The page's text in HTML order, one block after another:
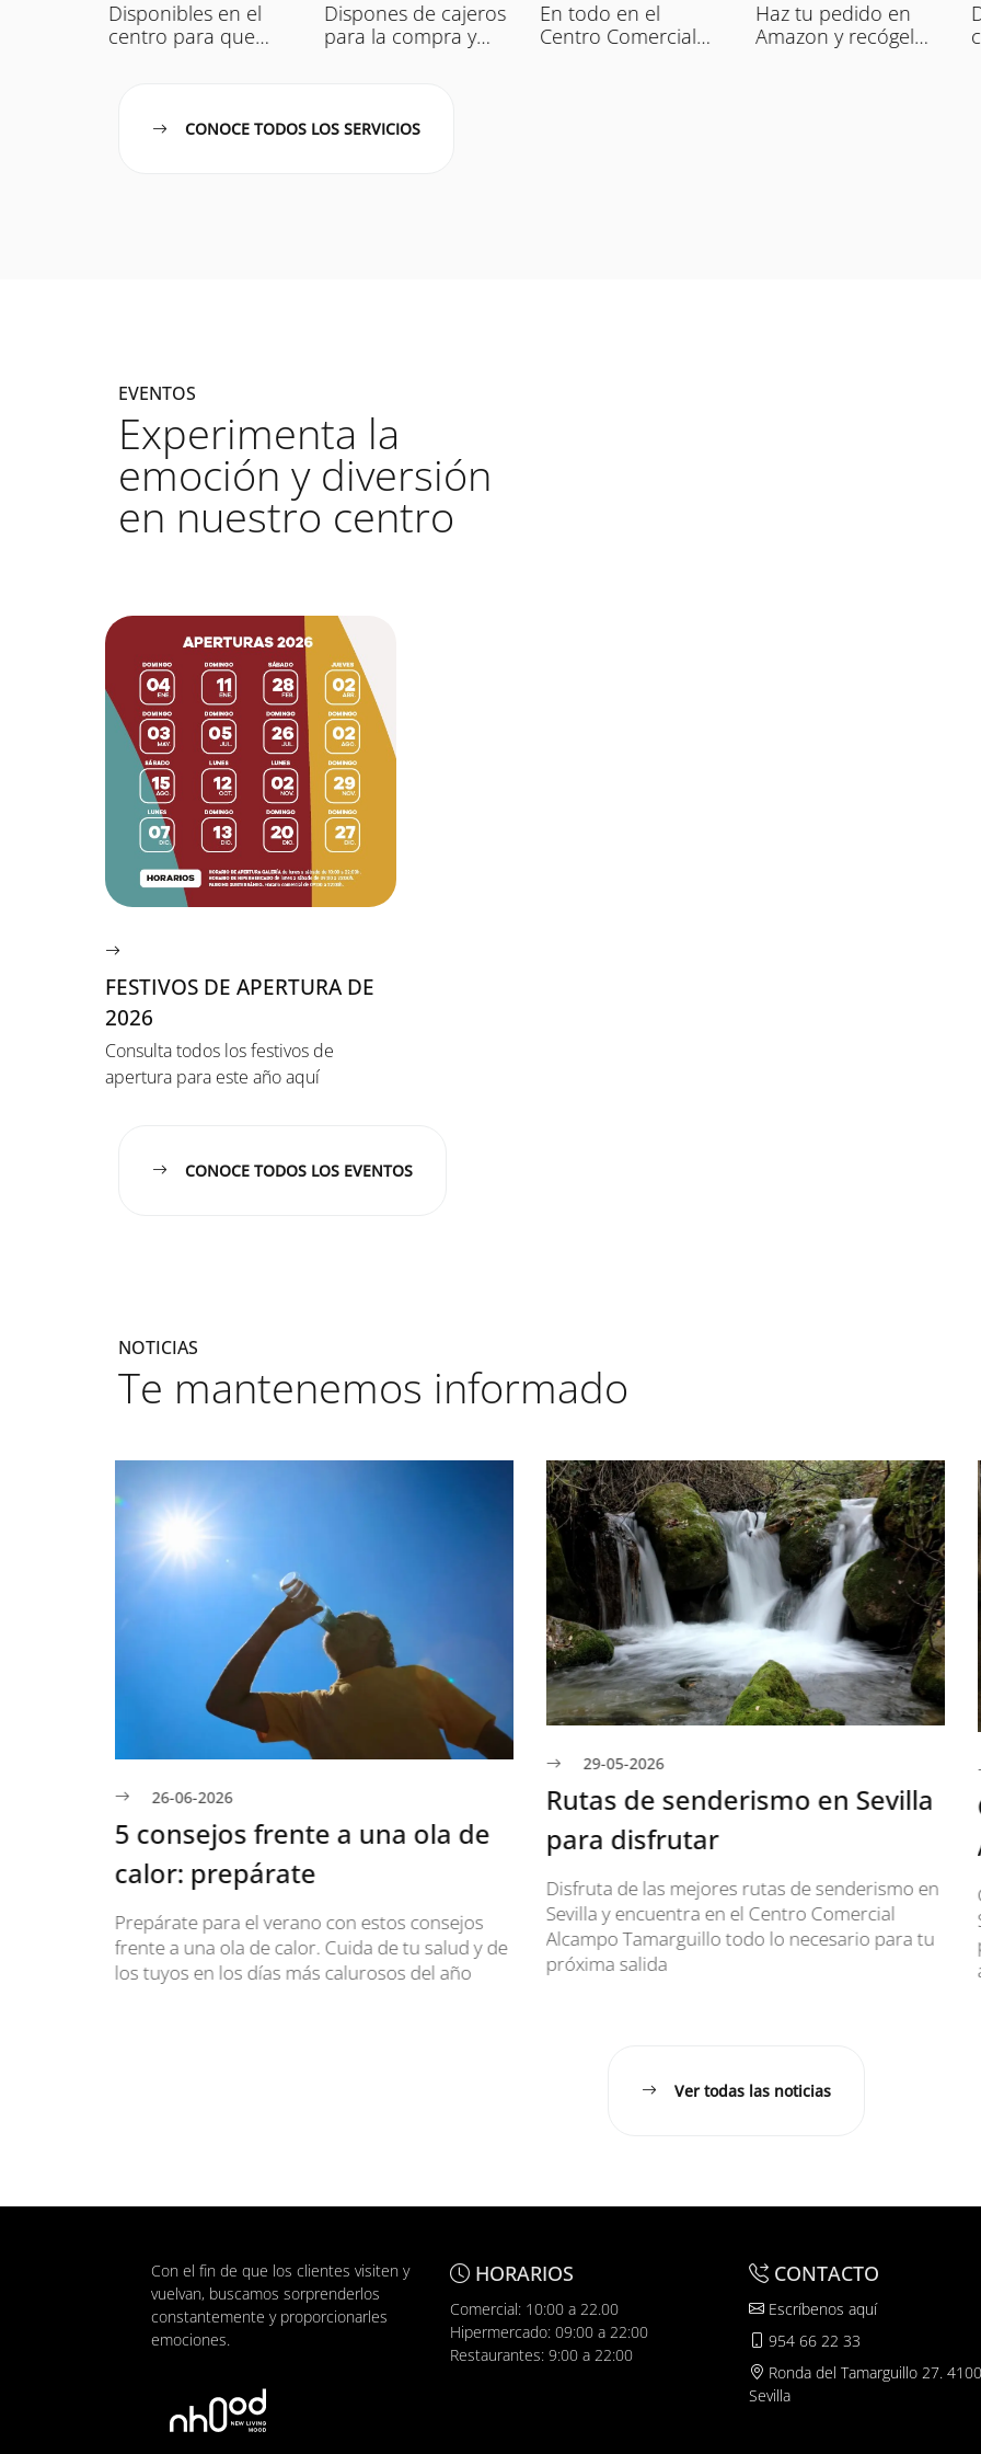
Disponibles en el
centro para que
Dispones de cajeros
para la compra y
En todo en el
Centro Comercial
Haz tu pedido en
Amazon y recógelo
CONOCE TODOS LOS SERVICIOS
EVENTOS
Experimenta la
emoción y diversión
en nuestro centro
FESTIVOS DE APERTURA DE 2026
FESTIVOS DE APERTURA DE
2026
Consulta todos los festivos de
apertura para este año aquí
CONOCE TODOS LOS EVENTOS
NOTICIAS
Te mantenemos informado
26-06-2026
5 consejos frente a una ola de
calor: prepárate
Prepárate para el verano con estos consejos
frente a una ola de calor. Cuida de tu salud y de
los tuyos en los días más calurosos del año
29-05-2026
Rutas de senderismo en Sevilla
para disfrutar
Disfruta de las mejores rutas de senderismo en
Sevilla y encuentra en el Centro Comercial
Alcampo Tamarguillo todo lo necesario para tu
próxima salida
Ver todas las noticias
Con el fin de que los clientes visiten y
vuelvan, buscamos sorprenderlos
constantemente y proporcionarles
emociones.
HORARIOS
Comercial: 10:00 a 22.00
Hipermercado: 09:00 a 22:00
Restaurantes: 9:00 a 22:00
CONTACTO
Escríbenos aquí
954 66 22 33
Ronda del Tamarguillo 27.
Sevilla